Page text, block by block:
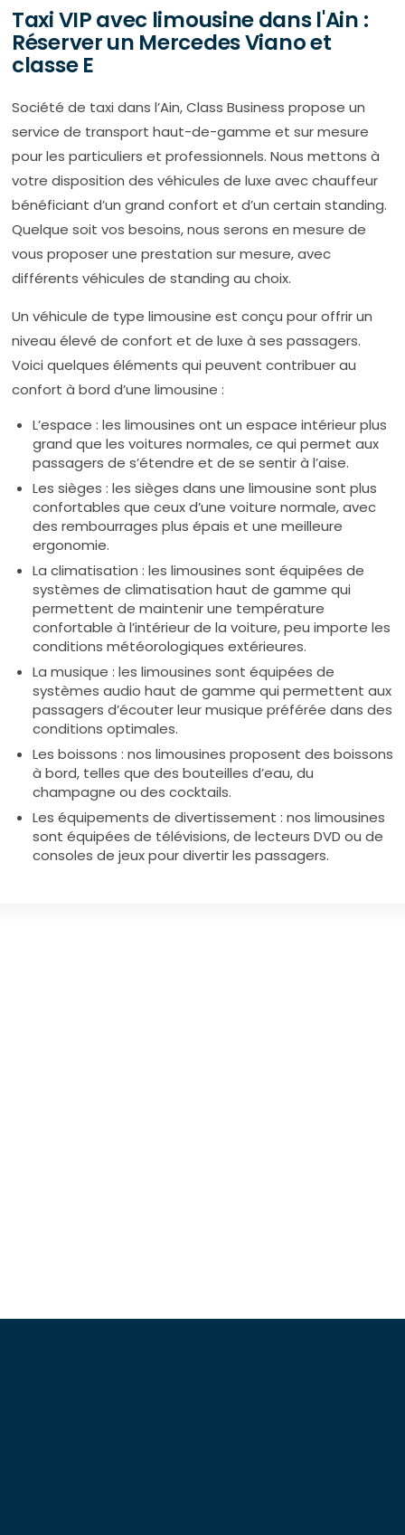
Taxi VIP avec limousine dans l'Ain :
Réserver un Mercedes Viano et
classe E
Société de taxi dans l’Ain, Class Business propose un
service de transport haut-de-gamme et sur mesure
pour les particuliers et professionnels. Nous mettons à
votre disposition des véhicules de luxe avec chauffeur
bénéficiant d’un grand confort et d’un certain standing.
Quelque soit vos besoins, nous serons en mesure de
vous proposer une prestation sur mesure, avec
différents véhicules de standing au choix.
Un véhicule de type limousine est conçu pour offrir un
niveau élevé de confort et de luxe à ses passagers.
Voici quelques éléments qui peuvent contribuer au
confort à bord d’une limousine :
L’espace : les limousines ont un espace intérieur plus
grand que les voitures normales, ce qui permet aux
passagers de s’étendre et de se sentir à l’aise.
Les sièges : les sièges dans une limousine sont plus
confortables que ceux d’une voiture normale, avec
des rembourrages plus épais et une meilleure
ergonomie.
La climatisation : les limousines sont équipées de
systèmes de climatisation haut de gamme qui
permettent de maintenir une température
confortable à l’intérieur de la voiture, peu importe les
conditions météorologiques extérieures.
La musique : les limousines sont équipées de
systèmes audio haut de gamme qui permettent aux
passagers d’écouter leur musique préférée dans des
conditions optimales.
Les boissons : nos limousines proposent des boissons
à bord, telles que des bouteilles d’eau, du
champagne ou des cocktails.
Les équipements de divertissement : nos limousines
sont équipées de télévisions, de lecteurs DVD ou de
consoles de jeux pour divertir les passagers.